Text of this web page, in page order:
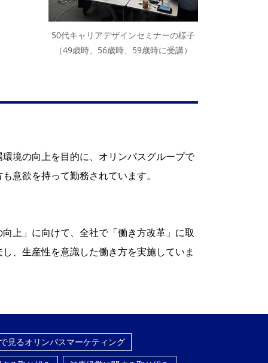
50代キャリアデザインセミナーの様子
（49歳時、56歳時、59歳時に受講）
境の向上を目的に、オリンパスグループで
意欲を持って勤務されています。
上」に向けて、全社で「働き方改革」に取
、生産性を意識した働き方を実施していま
見るオリンパスマーケティング